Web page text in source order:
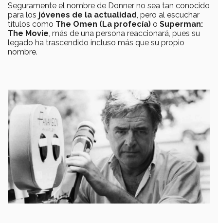
Seguramente el nombre de Donner no sea tan conocido
para los jóvenes de la actualidad , pero al escuchar
títulos como The Omen (La profecía) o Superman:
The Movie , más de una persona reaccionará, pues su
legado ha trascendido incluso más que su propio
nombre.